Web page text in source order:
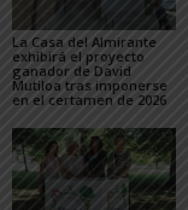
La Casa del Almirante
exhibirá el proyecto
ganador de David
Mutiloa tras imponerse
en el certamen de 2026